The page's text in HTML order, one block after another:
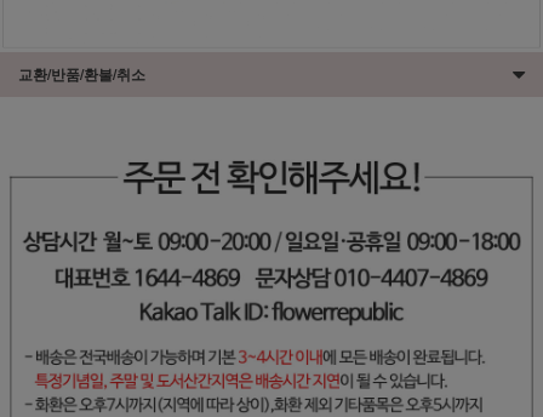
교환/반품/환불/취소